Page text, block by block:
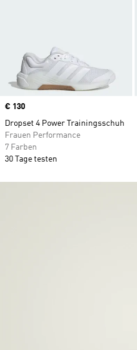
Price
€ 130
Dropset 4 Power Trainingsschuh
Frauen Performance
7 Farben
30 Tage testen